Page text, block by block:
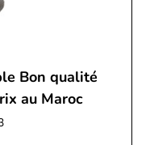
Bon qualité
au Maroc